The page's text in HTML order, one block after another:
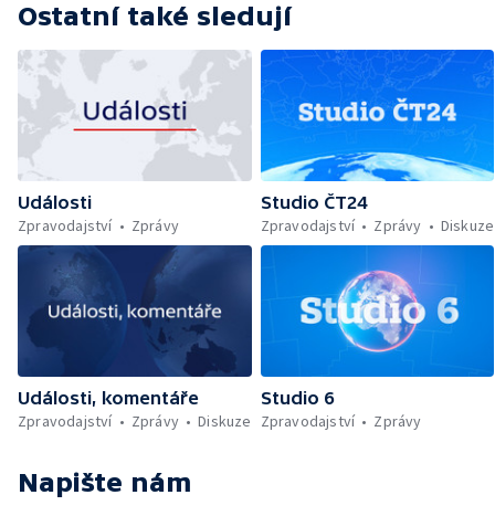
Ostatní také sledují
Události
Zpravodajství
Zprávy
Studio ČT24
Zpravodajství
Zprávy Diskuze
Události, komentáře
Zpravodajství
Zprávy Diskuze
Studio 6
Zpravodajství
Zprávy
Napište nám